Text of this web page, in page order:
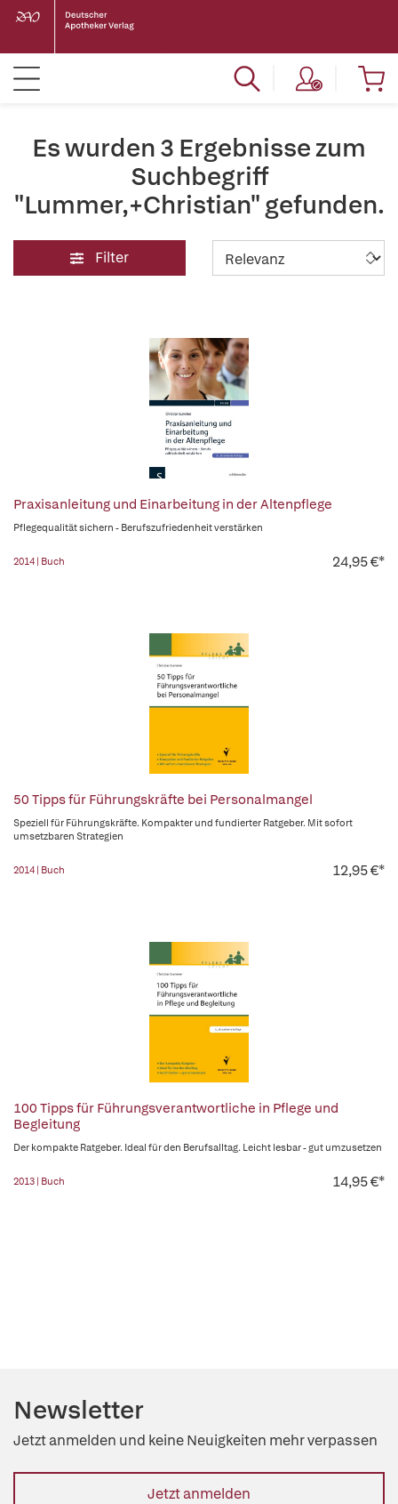
Es wurden 3 Ergebnisse zum
Suchbegriff
"Lummer,+Christian" gefunden.
Filter
Praxisanleitung und Einarbeitung in der Altenpflege
Pflegequalität sichern - Berufszufriedenheit verstärken
2014 | Buch 24,95 €*
50 Tipps für Führungskräfte bei Personalmangel
Speziell für Führungskräfte. Kompakter und fundierter Ratgeber. Mit sofort
umsetzbaren Strategien
2014 | Buch 12,95 €*
100 Tipps für Führungsverantwortliche in Pflege und
Begleitung
Der kompakte Ratgeber. Ideal für den Berufsalltag. Leicht lesbar - gut umzusetzen
2013 | Buch 14,95 €*
Newsletter
Jetzt anmelden und keine Neuigkeiten mehr verpassen
Jetzt anmelden